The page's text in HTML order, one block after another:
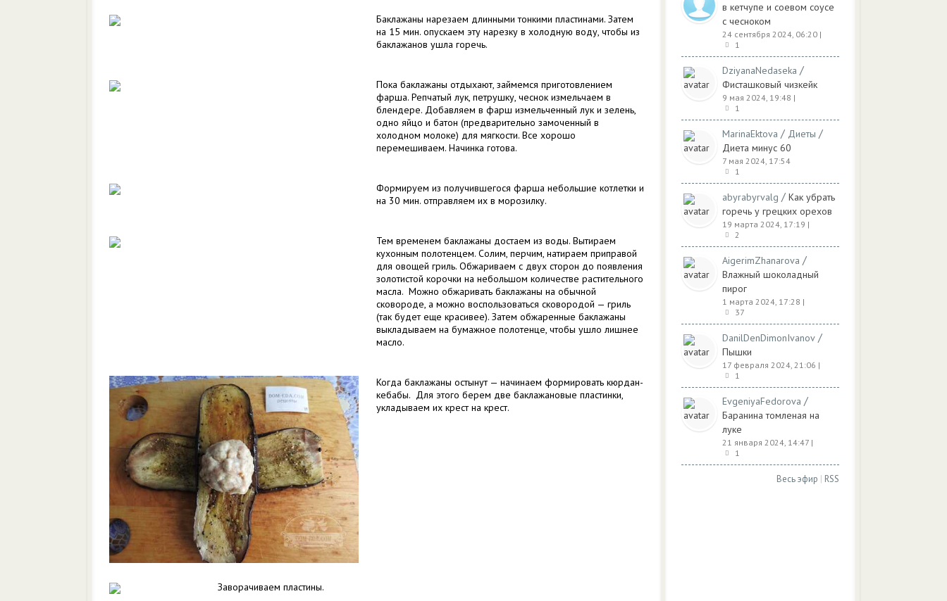
Баклажаны нарезаем длинными тонкими пластинами. Затем
на 15 мин. опускаем эту нарезку в холодную воду, чтобы из
баклажанов ушла горечь.
Пока баклажаны отдыхают, займемся приготовлением
фарша. Репчатый лук, петрушку, чеснок измельчаем в
блендере. Добавляем в фарш измельченный лук и зелень,
одно яйцо и батон (предварительно замоченный в
холодном молоке) для мягкости. Все хорошо
перемешиваем. Начинка готова.
Формируем из получившегося фарша небольшие котлетки и
на 30 мин. отправляем их в морозилку.
Тем временем баклажаны достаем из воды. Вытираем
кухонным полотенцем. Солим, перчим, натираем приправой
для овощей гриль. Обжариваем с двух сторон до появления
золотистой корочки на небольшом количестве растительного
масла. Можно обжаривать баклажаны на обычной
сковороде, а можно воспользоваться сковородой — гриль
(так будет еще красивее). Затем обжаренные баклажаны
выкладываем на бумажное полотенце, чтобы ушло лишнее
масло.
Когда баклажаны остынут — начинаем формировать кюрдан-
кебабы. Для этого берем две баклажановые пластинки,
укладываем их крест на крест.
Заворачиваем пластины.
в кетчупе и соевом соусе
с чесноком
24 сентября 2024, 06:20 |
1
DziyanaNedaseka /
Фисташковый чизкейк
9 мая 2024, 19:48 |
1
MarinaEktova / Диеты /
Диета минус 60
7 мая 2024, 17:54
1
abyrabyrvalg / Как убрать
горечь у грецких орехов
19 марта 2024, 17:19 |
2
AigerimZhanarova /
Влажный шоколадный
пирог
1 марта 2024, 17:28 |
37
DanilDenDimonIvanov /
Пышки
17 февраля 2024, 21:06 |
1
EvgeniyaFedorova /
Баранина томленая на
луке
21 января 2024, 14:47 |
1
Весь эфир | RSS